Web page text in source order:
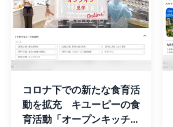
コロナ下での新たな食育活
動を拡充 キユーピーの食
育活動「オープンキッチ